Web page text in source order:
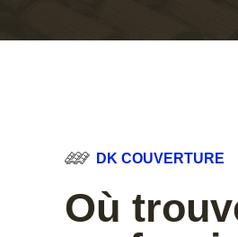
DK COUVERTURE
Où